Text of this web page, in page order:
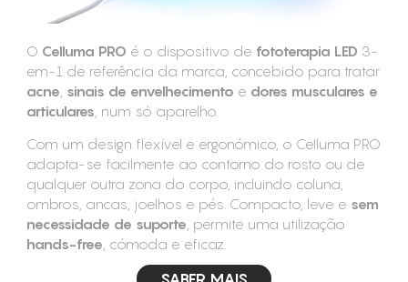
O Celluma PRO é o dispositivo de fototerapia LED 3-
em-1 de referência da marca, concebido para tratar
acne, sinais de envelhecimento e dores musculares e
articulares, num só aparelho.
Com um design flexível e ergonómico, o Celluma PRO
adapta-se facilmente ao contorno do rosto ou de
qualquer outra zona do corpo, incluindo coluna,
ombros, ancas, joelhos e pés. Compacto, leve e sem
necessidade de suporte, permite uma utilização
hands-free, cómoda e eficaz.